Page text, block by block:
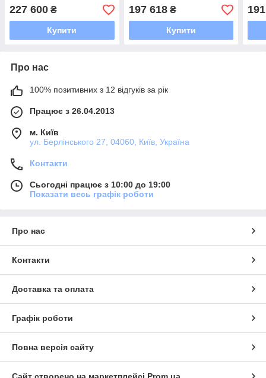
227 600 ₴
Купити
197 618₴
Купити
Про нас
100% позитивних з 12 відгуків за рік
Працює з 26.04.2013
м. Київ
ул. Берлінського 27, 04060, Київ, Україна
Контакти
Сьогодні працює з 10:00 до 19:00
Показати весь графік роботи
Про нас
Контакти
Доставка та оплата
Графік роботи
Повна версія сайту